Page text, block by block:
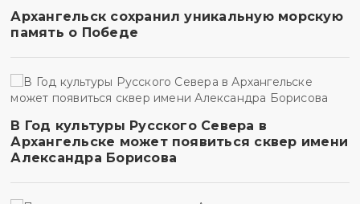
Архангельск сохранил уникальную морскую
память о Победе
В Год культуры Русского Севера в
Архангельске может появиться сквер имени
Александра Борисова